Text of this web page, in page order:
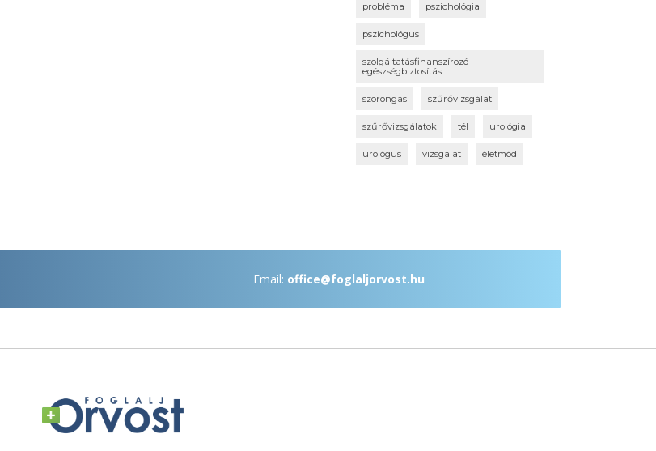
probléma pszichológia
pszichológus
szolgáltatásfinanszírozó
egészségbiztosítás
szorongás szűrővizsgálat
szűrővizsgálatok tél urológia
urológus vizsgálat életmód
Email: office@foglaljorvost.hu